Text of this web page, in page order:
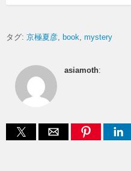
タグ: 京極夏彦 book mystery
asiamoth: